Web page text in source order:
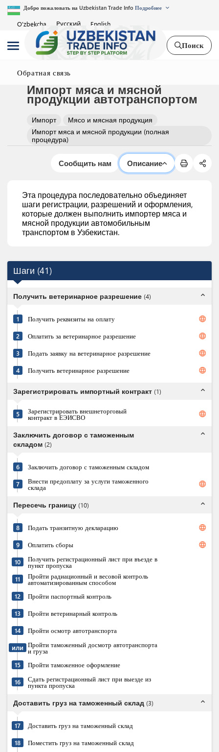
Добро пожаловать на Uzbekistan Trade Info Подробнее
O'zbekcha Русский English
Поиск
Обратная связь
Импорт мяса и мясной
продукции автотранспортом
Импорт
Мясо и мясная продукция
Импорт мяса и мясной продукции (полная
процедура)
Сообщить нам Описание
Эта процедура последовательно объединяет
шаги регистрации, разрешений и оформления,
которые должен выполнить импортер мяса и
мясной продукции автомобильным
транспортом в Узбекистан.
Шаги (41)
Получить ветеринарное разрешение (4) expand_less
1 Получить реквизиты на оплату language
2 Оплатить за ветеринарное разрешение language
3 Подать заявку на ветеринарное разрешение language
4 Получить ветеринарное разрешение language
Зарегистрировать импортный контракт (1) expand_less
5 Зарегистрировать внешнеторговый
контракт в ЕЭИСВО language
Заключить договор с таможенным
складом (2)
expand_less
6 Заключить договор с таможенным складом
7 Внести предоплату за услуги таможенного
склада language
Пересечь границу (10) expand_less
8 Подать транзитную декларацию language
9 Оплатить сборы language
10 Получить регистрационный лист при въезде в
пункт пропуска
11
Пройти радиационный и весовой контроль
автоматизированным способом
12
Пройти паспортный контроль
13 Пройти ветеринарный контроль
14 Пройти осмотр автотранспорта
или Пройти таможенный досмотр автотранспорта
и груза
15
Пройти таможенное оформление
16 Сдать регистрационный лист при выезде из
пункта пропуска
Доставить груз на таможенный склад (3) expand_less
17 Доставить груз на таможенный склад
18 Поместить груз на таможенный склад